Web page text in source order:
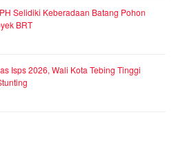
Selidiki Keberadaan Batang Pohon
BRT
Isps 2026, Wali Kota Tebing Tinggi